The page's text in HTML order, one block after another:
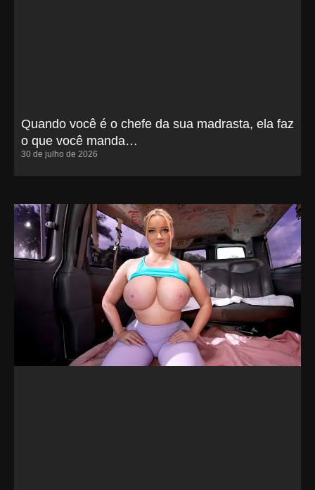
Quando você é o chefe da sua madrasta, ela faz
o que você manda…
30 de julho de 2026